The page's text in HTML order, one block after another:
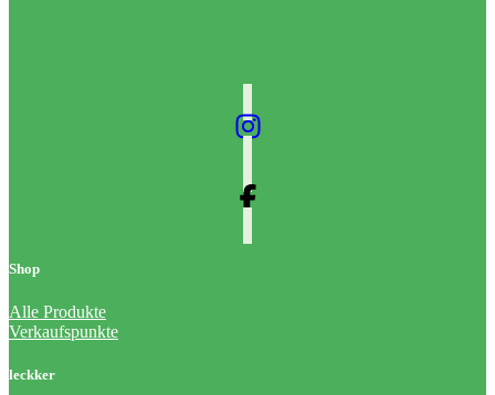
Shop
Alle Produkte
Verkaufspunkte
leckker